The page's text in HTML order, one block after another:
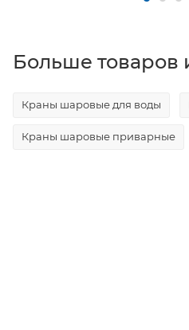
Больше товаров
Краны шаровые для воды
Краны шаровые приварные